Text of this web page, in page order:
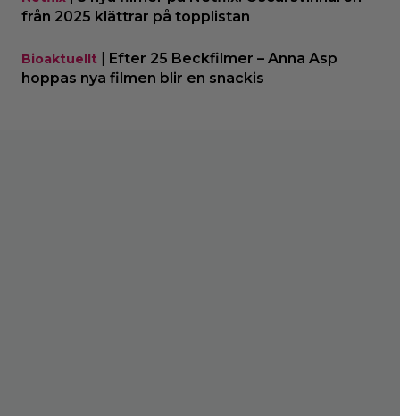
från 2025 klättrar på topplistan
Bioaktuellt
Efter 25 Beckfilmer – Anna Asp
hoppas nya filmen blir en snackis